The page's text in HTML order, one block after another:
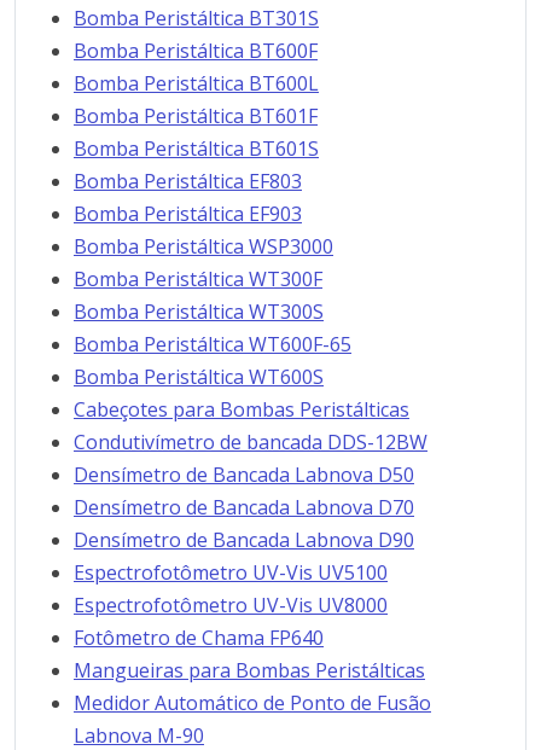
Bomba Peristáltica BT301S
Bomba Peristáltica BT600F
Bomba Peristáltica BT600L
Bomba Peristáltica BT601F
Bomba Peristáltica BT601S
Bomba Peristáltica EF803
Bomba Peristáltica EF903
Bomba Peristáltica WSP3000
Bomba Peristáltica WT300F
Bomba Peristáltica WT300S
Bomba Peristáltica WT600F-65
Bomba Peristáltica WT600S
Cabeçotes para Bombas Peristálticas
Condutivímetro de bancada DDS-12BW
Densímetro de Bancada Labnova D50
Densímetro de Bancada Labnova D70
Densímetro de Bancada Labnova D90
Espectrofotômetro UV-Vis UV5100
Espectrofotômetro UV-Vis UV8000
Fotômetro de Chama FP640
Mangueiras para Bombas Peristálticas
Medidor Automático de Ponto de Fusão
Labnova M-90